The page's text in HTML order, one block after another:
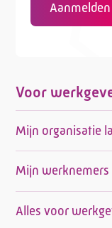
Voor
Mijn organisatie
Mijn werknemers
Alles voor